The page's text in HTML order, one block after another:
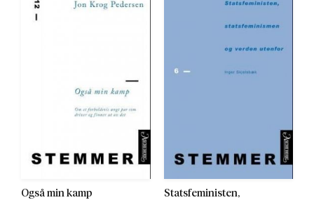
Også min kamp
Statsfeministen,